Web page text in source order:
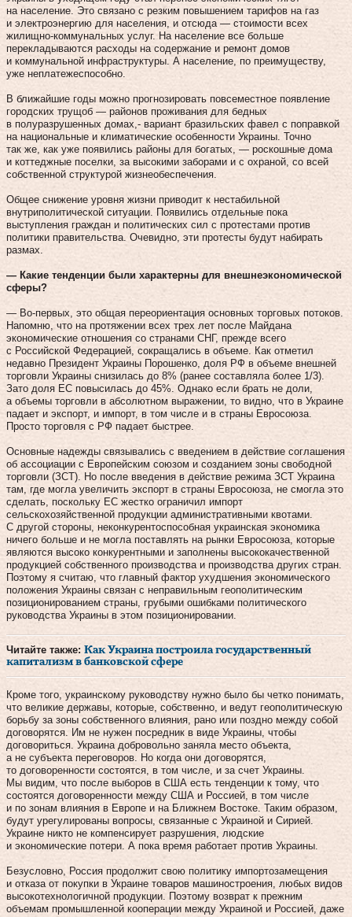
на население. Это связано с резким повышением тарифов на газ
и электроэнергию для населения, и отсюда — стоимости всех
жилищно-коммунальных услуг. На население все больше
перекладываются расходы на содержание и ремонт домов
и коммунальной инфраструктуры. А население, по преимуществу,
уже неплатежеспособно.
В ближайшие годы можно прогнозировать повсеместное появление
городских трущоб — районов проживания для бедных
в полуразрушенных домах,- вариант бразильских фавел с поправкой
на национальные и климатические особенности Украины. Точно
так же, как уже появились районы для богатых, — роскошные дома
и коттеджные поселки, за высокими заборами и с охраной, со всей
собственной структурой жизнеобеспечения.
Общее снижение уровня жизни приводит к нестабильной
внутриполитической ситуации. Появились отдельные пока
выступления граждан и политических сил с протестами против
политики правительства. Очевидно, эти протесты будут набирать
размах.
— Какие тенденции были характерны для внешнеэкономической
сферы?
— Во-первых, это общая переориентация основных торговых потоков.
Напомню, что на протяжении всех трех лет после Майдана
экономические отношения со странами СНГ, прежде всего
с Российской Федерацией, сокращались в объеме. Как отметил
недавно Президент Украины Порошенко, доля РФ в объеме внешней
торговли Украины снизилась до 8% (ранее составляла более 1/3).
Зато доля ЕС повысилась до 45%. Однако если брать не доли,
а объемы торговли в абсолютном выражении, то видно, что в Украине
падает и экспорт, и импорт, в том числе и в страны Евросоюза.
Просто торговля с РФ падает быстрее.
Основные надежды связывались с введением в действие соглашения
об ассоциации с Европейским союзом и созданием зоны свободной
торговли (ЗСТ). Но после введения в действие режима ЗСТ Украина
там, где могла увеличить экспорт в страны Евросоюза, не смогла это
сделать, поскольку ЕС жестко ограничил импорт
сельскохозяйственной продукции административными квотами.
С другой стороны, неконкурентоспособная украинская экономика
ничего больше и не могла поставлять на рынки Евросоюза, которые
являются высоко конкурентными и заполнены высококачественной
продукцией собственного производства и производства других стран.
Поэтому я считаю, что главный фактор ухудшения экономического
положения Украины связан с неправильным геополитическим
позиционированием страны, грубыми ошибками политического
руководства Украины в этом позиционировании.
Читайте также: Как Украина построила государственный
капитализм в банковской сфере
Кроме того, украинскому руководству нужно было бы четко понимать,
что великие державы, которые, собственно, и ведут геополитическую
борьбу за зоны собственного влияния, рано или поздно между собой
договорятся. Им не нужен посредник в виде Украины, чтобы
договориться. Украина добровольно заняла место объекта,
а не субъекта переговоров. Но когда они договорятся,
то договоренности состоятся, в том числе, и за счет Украины.
Мы видим, что после выборов в США есть тенденции к тому, что
состоятся договоренности между США и Россией, в том числе
и по зонам влияния в Европе и на Ближнем Востоке. Таким образом,
будут урегулированы вопросы, связанные с Украиной и Сирией.
Украине никто не компенсирует разрушения, людские
и экономические потери. А пока время работает против Украины.
Безусловно, Россия продолжит свою политику импортозамещения
и отказа от покупки в Украине товаров машиностроения, любых видов
высокотехнологичной продукции. Поэтому возврат к прежним
объемам промышленной кооперации между Украиной и Россией, даже